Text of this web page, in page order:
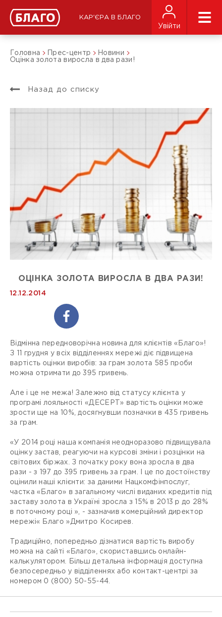
КАР'ЄРА В БЛАГО
Увійти
Головна Прес-центр
Новини
Оцінка золота виросла в два рази!
Назад до списку
ОЦІНКА ЗОЛОТА ВИРОСЛА В ДВА РАЗИ!
12.12.2014
Відмінна передноворічна новина для клієнтів «Благо»!
З 11 грудня у всіх відділеннях мережі діє підвищена
вартість оцінки виробів: за грам золота 585 проби
можна отримати до 395 гривень.
Але і це не межа! Залежно від статусу клієнта у
програмі лояльності «ДЕСЕРТ» вартість оцінки може
зрости ще на 10%, досягнувши позначки в 435 гривень
за грам.
«У 2014 році наша компанія неодноразово підвищувала
оцінку застав, реагуючи на курсові зміни і розцінки на
світових біржах. З початку року вона зросла в два
рази - з 197 до 395 гривень за грам. І це по достоїнству
оцінили наші клієнти: за даними Нацкомфінпослуг,
частка «Благо» в загальному числі виданих кредитів під
заставу золота в Україні зросла з 15% в 2013 р до 28%
в поточному році », - зазначив комерційний директор
мережі« Благо »Дмитро Косирев.
Традиційно, попередньо дізнатися вартість виробу
можна на сайті «Благо», скориставшись онлайн-
калькулятором. Більш детальна інформація доступна
безпосередньо у відділеннях або контакт-центрі за
номером 0 (800) 50-55-44.